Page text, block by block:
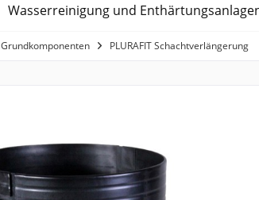
Wasserreinigung und
Grundkomponenten PLURAFIT Schachtverlängerung